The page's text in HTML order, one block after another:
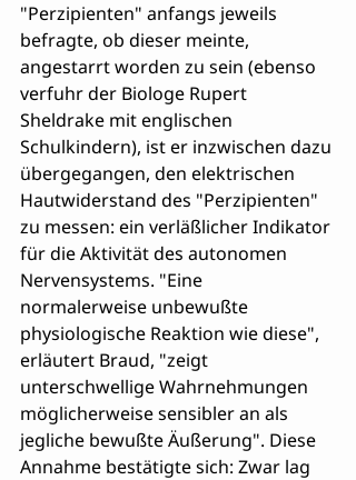
"Perzipienten" anfangs jeweils
befragte, ob dieser meinte,
angestarrt worden zu sein (ebenso
verfuhr der Biologe Rupert
Sheldrake mit englischen
Schulkindern), ist er inzwischen dazu
übergegangen, den elektrischen
Hautwiderstand des "Perzipienten"
zu messen: ein verläßlicher Indikator
für die Aktivität des autonomen
Nervensystems. "Eine
normalerweise unbewußte
physiologische Reaktion wie diese",
erläutert Braud, "zeigt
unterschwellige Wahrnehmungen
möglicherweise sensibler an als
jegliche bewußte Äußerung". Diese
Annahme bestätigte sich: Zwar lag